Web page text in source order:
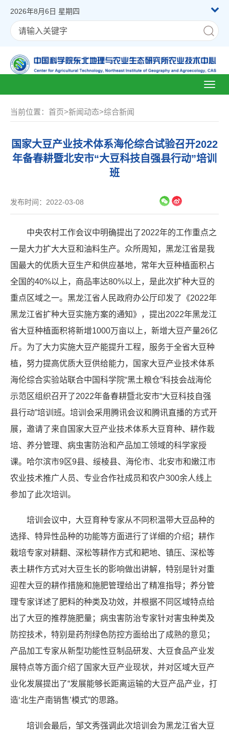
2026年8月6日 星期四
当前位置： 首页>新闻动态>综合新闻
国家大豆产业技术体系海伦综合试验召开2022
年备春耕暨北安市“大豆科技自强县行动”培训
班
发布时间：2022-03-08
中央农村工作会议中明确提出了2022年的工作重点之
一是大力扩大大豆和油料生产。众所周知，黑龙江省是我
国最大的优质大豆生产和供应基地，常年大豆种植面积占
全国的40%以上，商品率达80%以上，是此次扩种大豆的
重点区域之一。黑龙江省人民政府办公厅印发了《2022年
黑龙江省扩种大豆实施方案的通知》，提出2022年黑龙江
省大豆种植面积将新增1000万亩以上，新增大豆产量26亿
斤。为了大力实施大豆产能提升工程，服务于全省大豆种
植，努力提高优质大豆供给能力，国家大豆产业技术体系
海伦综合实验站联合中国科学院“黑土粮仓”科技会战海伦
示范区组织召开了2022年备春耕暨北安市“大豆科技自强
县行动”培训班。培训会采用腾讯会议和腾讯直播的方式开
展，邀请了来自国家大豆产业技术体系大豆育种、耕作栽
培、养分管理、病虫害防治和产品加工领域的科学家授
课。哈尔滨市9区9县、绥棱县、海伦市、北安市和嫩江市
农业技术推广人员、专业合作社成员和农户300余人线上
参加了此次培训。
培训会议中，大豆育种专家从不同积温带大豆品种的
选择、特异性品种的功能等方面进行了详细的介绍；耕作
栽培专家对耕翻、深松等耕作方式和耙地、镇压、深松等
表土耕作方式对大豆生长的影响做出讲解，特别是针对重
迎茬大豆的耕作措施和施肥管理给出了精准指导；养分管
理专家详述了肥料的种类及功效，并根据不同区域特点给
出了大豆的推荐施肥量；病虫害防治专家针对害虫种类及
防控技术，特别是药剂绿色防控方面给出了成熟的意见；
产品加工专家从新型功能性豆制品研发、大豆食品产业发
展特点等方面介绍了国家大豆产业现状，并对区域大豆产
业化发展提出了“发展能够长距离运输的大豆产品产业，打
造‘北生产南销售’模式”的思路。
培训会最后，邹文秀强调此次培训会为黑龙江省大豆